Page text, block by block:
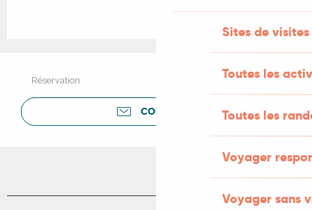
Sites de visites
Toutes les
Toutes les
Voyager
Voyager sans
Réservation
CONTACTER